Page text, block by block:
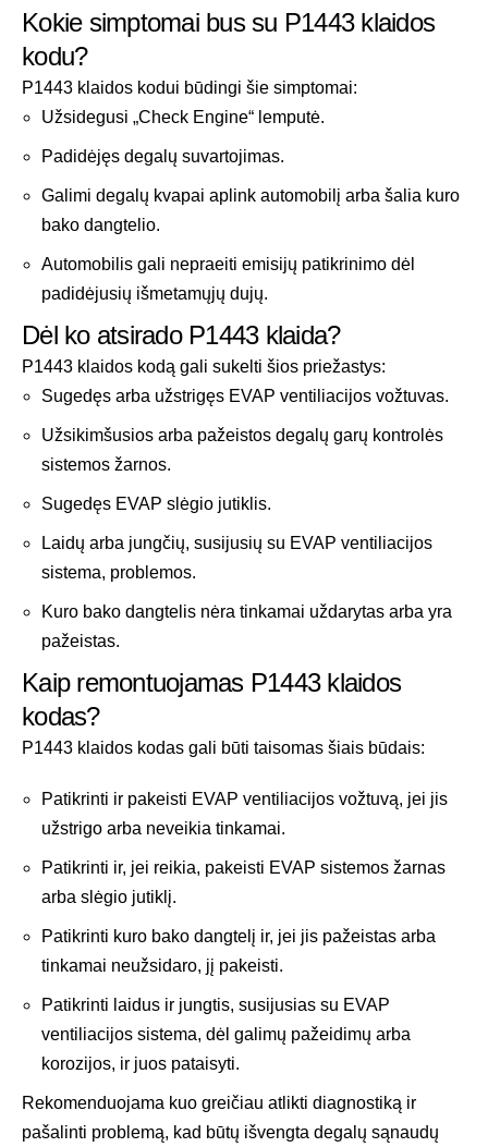
Kokie simptomai bus su P1443 klaidos
kodu?
P1443 klaidos kodui būdingi šie simptomai:
Užsidegusi „Check Engine“ lemputė.
Padidėjęs degalų suvartojimas.
Galimi degalų kvapai aplink automobilį arba šalia kuro
bako dangtelio.
Automobilis gali nepraeiti emisijų patikrinimo dėl
padidėjusių išmetamųjų dujų.
Dėl ko atsirado P1443 klaida?
P1443 klaidos kodą gali sukelti šios priežastys:
Sugedęs arba užstrigęs EVAP ventiliacijos vožtuvas.
Užsikimšusios arba pažeistos degalų garų kontrolės
sistemos žarnos.
Sugedęs EVAP slėgio jutiklis.
Laidų arba jungčių, susijusių su EVAP ventiliacijos
sistema, problemos.
Kuro bako dangtelis nėra tinkamai uždarytas arba yra
pažeistas.
Kaip remontuojamas P1443 klaidos
kodas?
P1443 klaidos kodas gali būti taisomas šiais būdais:
Patikrinti ir pakeisti EVAP ventiliacijos vožtuvą, jei jis
užstrigo arba neveikia tinkamai.
Patikrinti ir, jei reikia, pakeisti EVAP sistemos žarnas
arba slėgio jutiklį.
Patikrinti kuro bako dangtelį ir, jei jis pažeistas arba
tinkamai neužsidaro, jį pakeisti.
Patikrinti laidus ir jungtis, susijusias su EVAP
ventiliacijos sistema, dėl galimų pažeidimų arba
korozijos, ir juos pataisyti.
Rekomenduojama kuo greičiau atlikti diagnostiką ir
pašalinti problemą, kad būtų išvengta degalų sąnaudų